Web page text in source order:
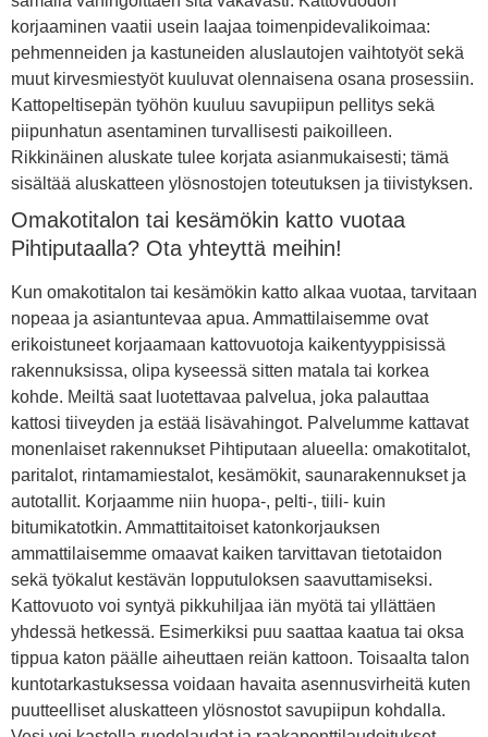
korjaaminen vaatii usein laajaa toimenpidevalikoimaa:
pehmenneiden ja kastuneiden aluslautojen vaihtotyöt sekä
muut kirvesmiestyöt kuuluvat olennaisena osana prosessiin.
Kattopeltisepän työhön kuuluu savupiipun pellitys sekä
piipunhatun asentaminen turvallisesti paikoilleen.
Rikkinäinen aluskate tulee korjata asianmukaisesti; tämä
sisältää aluskatteen ylösnostojen toteutuksen ja tiivistyksen.
Omakotitalon tai kesämökin katto vuotaa
Pihtiputaalla? Ota yhteyttä meihin!
Kun omakotitalon tai kesämökin katto alkaa vuotaa, tarvitaan
nopeaa ja asiantuntevaa apua. Ammattilaisemme ovat
erikoistuneet korjaamaan kattovuotoja kaikentyyppisissä
rakennuksissa, olipa kyseessä sitten matala tai korkea
kohde. Meiltä saat luotettavaa palvelua, joka palauttaa
kattosi tiiveyden ja estää lisävahingot. Palvelumme kattavat
monenlaiset rakennukset Pihtiputaan alueella: omakotitalot,
paritalot, rintamamiestalot, kesämökit, saunarakennukset ja
autotallit. Korjaamme niin huopa-, pelti-, tiili- kuin
bitumikatotkin. Ammattitaitoiset katonkorjauksen
ammattilaisemme omaavat kaiken tarvittavan tietotaidon
sekä työkalut kestävän lopputuloksen saavuttamiseksi.
Kattovuoto voi syntyä pikkuhiljaa iän myötä tai yllättäen
yhdessä hetkessä. Esimerkiksi puu saattaa kaatua tai oksa
tippua katon päälle aiheuttaen reiän kattoon. Toisaalta talon
kuntotarkastuksessa voidaan havaita asennusvirheitä kuten
puutteelliset aluskatteen ylösnostot savupiipun kohdalla.